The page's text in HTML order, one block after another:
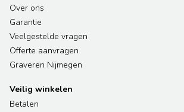
Over ons
Garantie
Veelgestelde vragen
Offerte aanvragen
Graveren Nijmegen
Veilig winkelen
Betalen